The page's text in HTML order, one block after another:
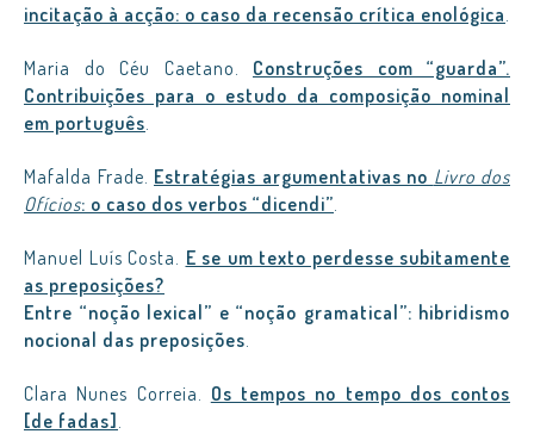
incitação à acção: o caso da recensão crítica enológica.
Maria do Céu Caetano. Construções com “guarda”.
Contribuições para o estudo da composição nominal
em português.
Mafalda Frade. Estratégias argumentativas no Livro dos
Ofícios: o caso dos verbos “dicendi”.
Manuel Luís Costa. E se um texto perdesse subitamente
as preposições?
Entre “noção lexical” e “noção gramatical”: hibridismo
nocional das preposições.
Clara Nunes Correia. Os tempos no tempo dos contos
[de fadas].